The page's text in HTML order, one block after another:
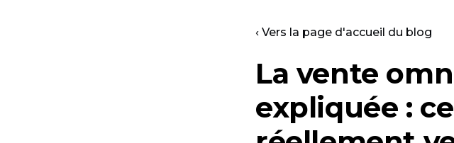
‹ Vers la page d'accueil du blog
La vente
expliquée :